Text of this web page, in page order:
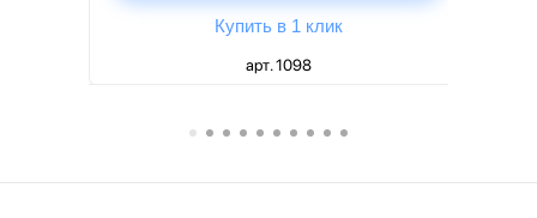
Купить в 1 клик
арт. 1098